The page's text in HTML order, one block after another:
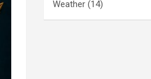
Weather (14)